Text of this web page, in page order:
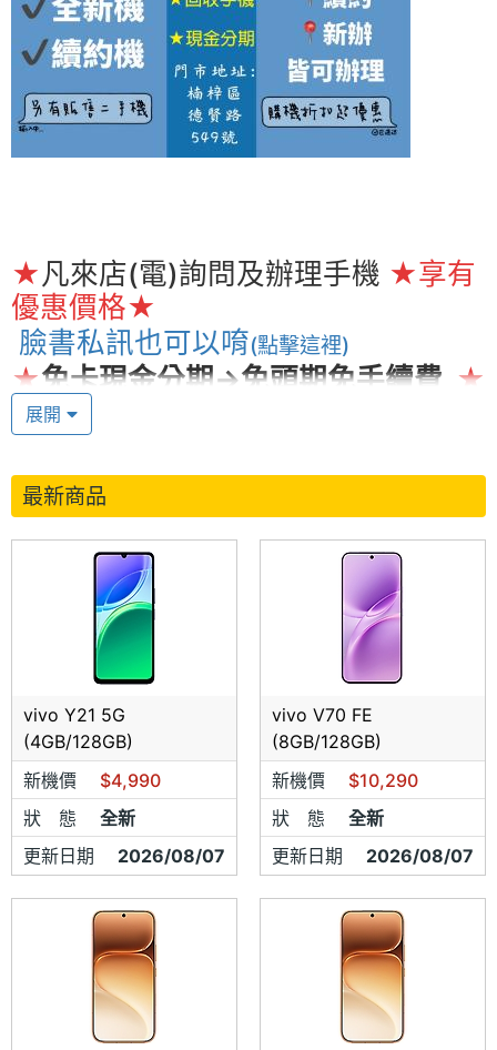
★凡來店(電)詢問及辦理手機 ★享有
優惠價格★
臉書私訊也可以唷(點擊這裡)
★免卡現金分期→免頭期免手續費 ★
高價收購(退佣機)(二手機
為現金優惠價全新原廠
購買前請先
來店(電)請表明為手機王網友，如果沒
有表明，不接受買貴退差價，請詳閱此
訊息在購買。謝謝!
優惠方案注意事項
所有商品報價均為
機型促銷顏色由廠商提供 請先
電洽確認
〈如有需 購買憑證 / 參加原廠活動 / 刷卡 / 現金分期 需求請
先洽詢門市人員〉
手機都是(現金未稅價)保固一年.
商品皆可開立發票.請依店家
規定辦理
商品已經為最低優惠價格,若須轉移手機內部資料加購配件即
可享有免費服務,若不需加購配件須轉移手機內部資料價格部
份請與門市洽詢
如須購買，部分手機須搭購『配件』一起做售出唷!!!請見諒
展開
最新商品
vivo Y21 5G
(4GB/128GB)
新機價
$4,990
狀 態
全新
更新日期
2026/08/07
vivo V70 FE
(8GB/128GB)
新機價
$10,290
狀 態
全新
更新日期
2026/08/07